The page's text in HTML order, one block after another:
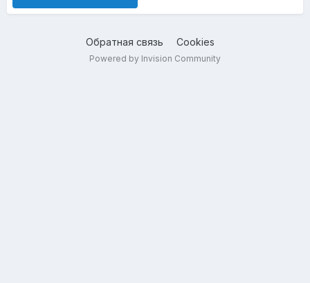
Обратная связь Cookies
Powered by Invision Community